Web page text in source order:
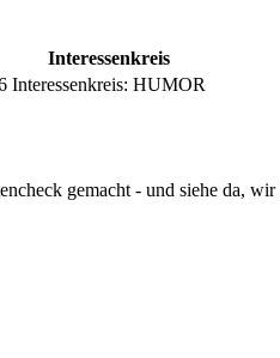
Interessenkreis
Interessenkreis: HUMOR
gemacht - und siehe da,